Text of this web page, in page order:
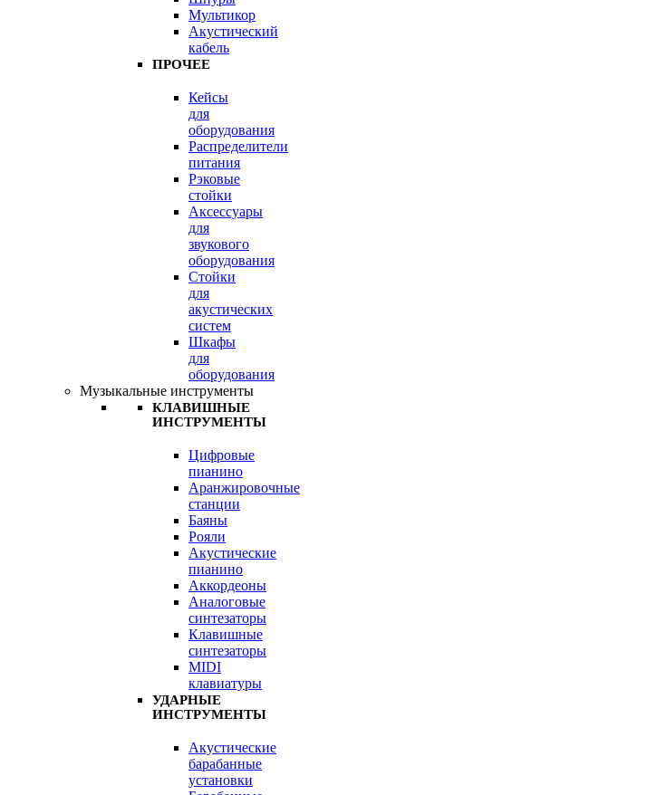
Мультикор
Акустический
кабель
ПРОЧЕЕ
Кейсы
для
оборудования
Распределители
питания
Рэковые
стойки
Аксессуары
для
звукового
оборудования
Стойки
для
акустических
систем
Шкафы
для
оборудования
Музыкальные инструменты
КЛАВИШНЫЕ
ИНСТРУМЕНТЫ
Цифровые
пианино
Аранжировочные
станции
Баяны
Рояли
Акустические
пианино
Аккордеоны
Аналоговые
синтезаторы
Клавишные
синтезаторы
MIDI
клавиатуры
УДАРНЫЕ
ИНСТРУМЕНТЫ
Акустические
барабанные
установки